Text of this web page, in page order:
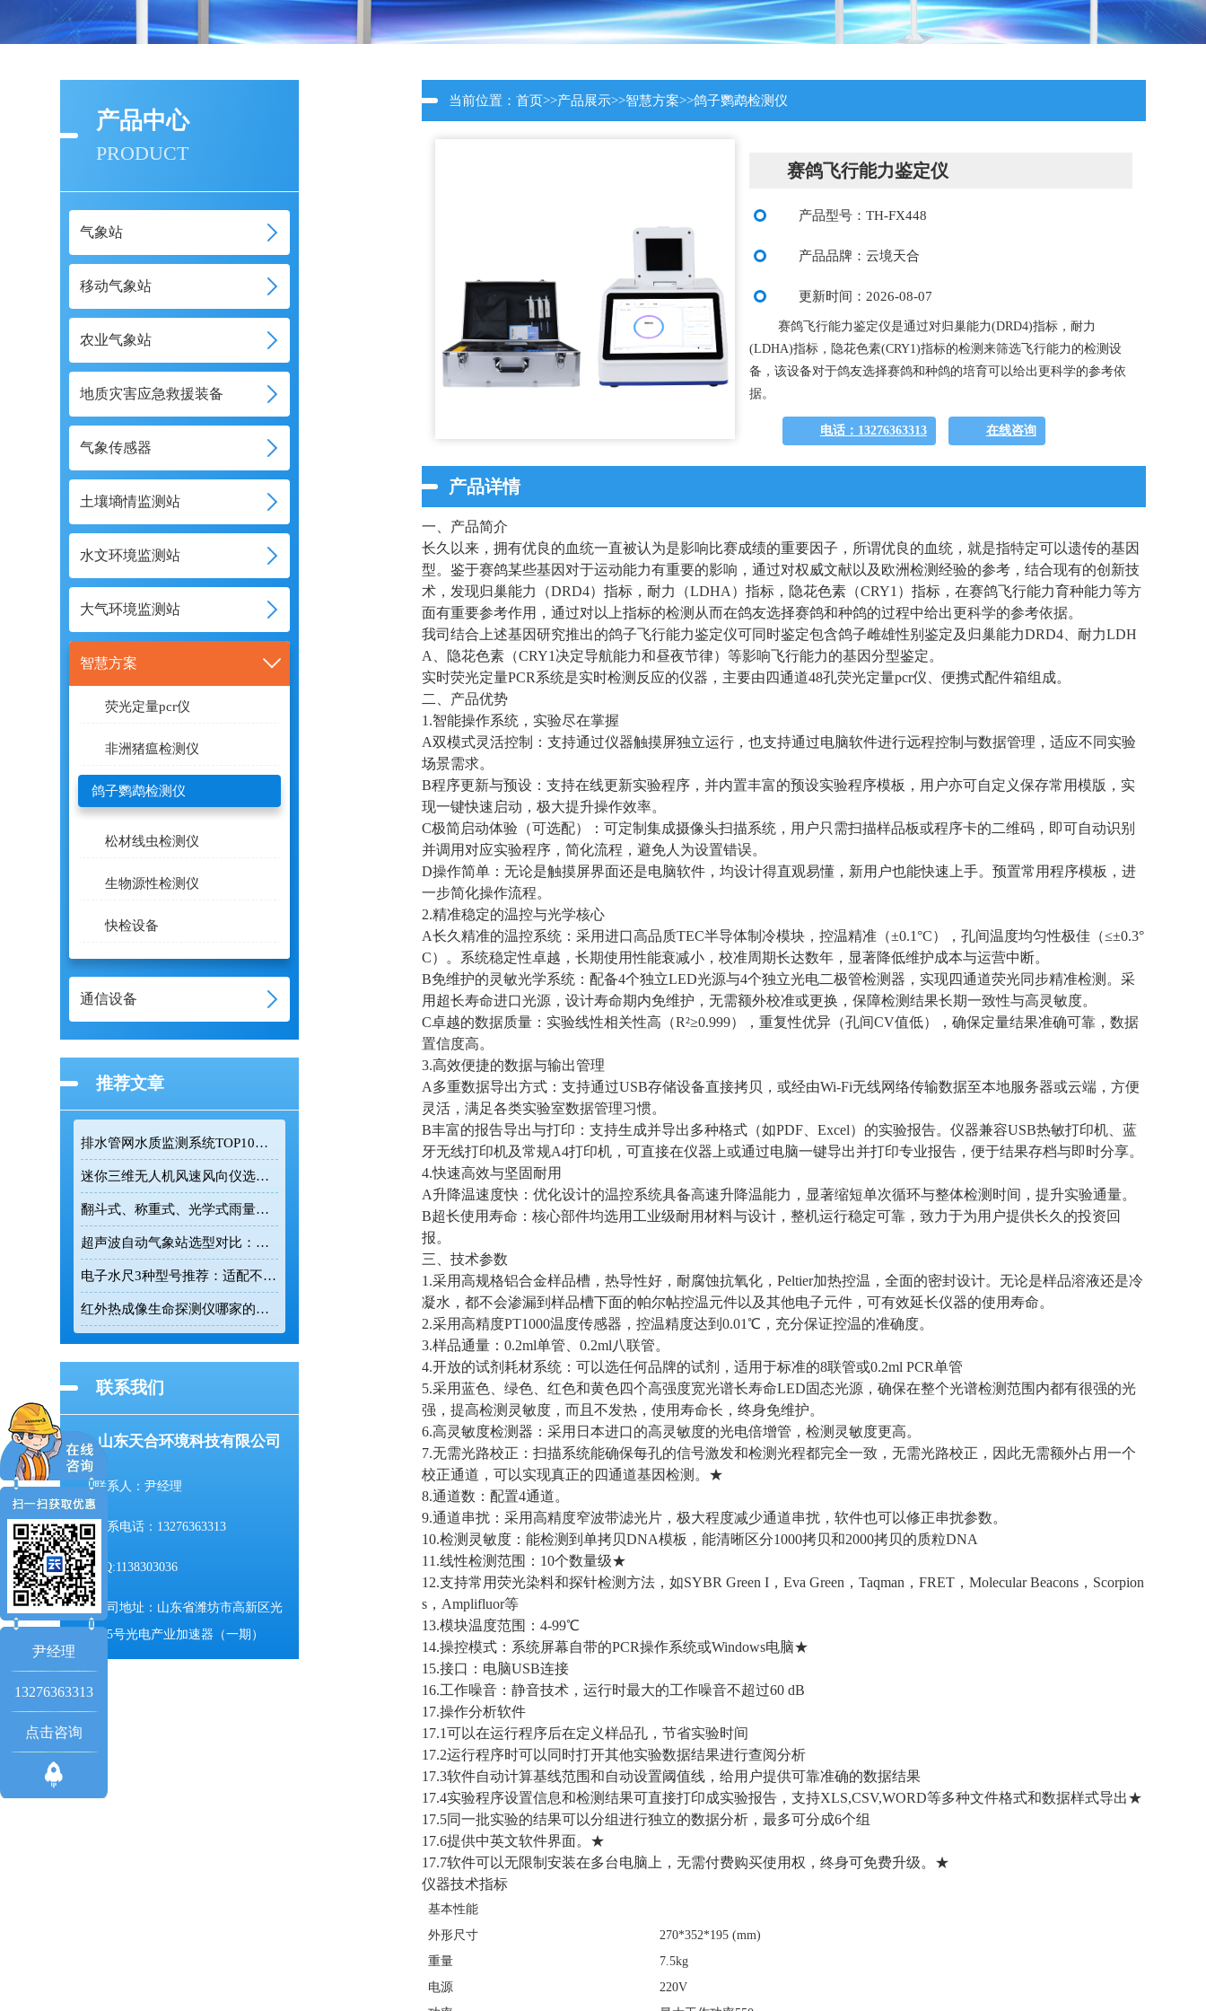
产品中心
PRODUCT
气象站
移动气象站
农业气象站
地质灾害应急救援装备
气象传感器
土壤墒情监测站
水文环境监测站
大气环境监测站
智慧方案
荧光定量pcr仪
非洲猪瘟检测仪
鸽子鹦鹉检测仪
松材线虫检测仪
生物源性检测仪
快检设备
通信设备
推荐文章
排水管网水质监测系统TOP10推荐榜单
迷你三维无人机风速风向仪选型：云境天合TH-F1H助力空中风场监测
翻斗式、称重式、光学式雨量计精度大横评：哪种雨量计测量最准？
超声波自动气象站选型对比：云境天合 TH-CQX6 与天蔚 TW-CQX5 推荐
电子水尺3种型号推荐：适配不同水深监测场景
红外热成像生命探测仪哪家的好用？TH-860TH这款救援项目都在用
联系我们
山东天合环境科技有限公司
联系人：尹经理
联系电话：13276363313
QQ:1138303036
公司地址：山东省潍坊市高新区光
电路155号光电产业加速器（一期）
当前位置：首页>>产品展示>>智慧方案>>鸽子鹦鹉检测仪
赛鸽飞行能力鉴定仪
产品型号：TH-FX448
产品品牌：云境天合
更新时间：2026-08-07
赛鸽飞行能力鉴定仪是通过对归巢能力(DRD4)指标，耐力
(LDHA)指标，隐花色素(CRY1)指标的检测来筛选飞行能力的检测设
备，该设备对于鸽友选择赛鸽和种鸽的培育可以给出更科学的参考依
据。
电话：13276363313 在线咨询
产品详情
一、产品简介
长久以来，拥有优良的血统一直被认为是影响比赛成绩的重要因子，所谓优良的血统，就是指特定可以遗传的基因
型。鉴于赛鸽某些基因对于运动能力有重要的影响，通过对权威文献以及欧洲检测经验的参考，结合现有的创新技
术，发现归巢能力（DRD4）指标，耐力（LDHA）指标，隐花色素（CRY1）指标，在赛鸽飞行能力育种能力等方
面有重要参考作用，通过对以上指标的检测从而在鸽友选择赛鸽和种鸽的过程中给出更科学的参考依据。
我司结合上述基因研究推出的鸽子飞行能力鉴定仪可同时鉴定包含鸽子雌雄性别鉴定及归巢能力DRD4、耐力LDH
A、隐花色素（CRY1决定导航能力和昼夜节律）等影响飞行能力的基因分型鉴定。
实时荧光定量PCR系统是实时检测反应的仪器，主要由四通道48孔荧光定量pcr仪、便携式配件箱组成。
二、产品优势
1.智能操作系统，实验尽在掌握
A双模式灵活控制：支持通过仪器触摸屏独立运行，也支持通过电脑软件进行远程控制与数据管理，适应不同实验
场景需求。
B程序更新与预设：支持在线更新实验程序，并内置丰富的预设实验程序模板，用户亦可自定义保存常用模版，实
现一键快速启动，极大提升操作效率。
C极简启动体验（可选配）：可定制集成摄像头扫描系统，用户只需扫描样品板或程序卡的二维码，即可自动识别
并调用对应实验程序，简化流程，避免人为设置错误。
D操作简单：无论是触摸屏界面还是电脑软件，均设计得直观易懂，新用户也能快速上手。预置常用程序模板，进
一步简化操作流程。
2.精准稳定的温控与光学核心
A长久精准的温控系统：采用进口高品质TEC半导体制冷模块，控温精准（±0.1°C），孔间温度均匀性极佳（≤±0.3°
C）。系统稳定性卓越，长期使用性能衰减小，校准周期长达数年，显著降低维护成本与运营中断。
B免维护的灵敏光学系统：配备4个独立LED光源与4个独立光电二极管检测器，实现四通道荧光同步精准检测。采
用超长寿命进口光源，设计寿命期内免维护，无需额外校准或更换，保障检测结果长期一致性与高灵敏度。
C卓越的数据质量：实验线性相关性高（R²≥0.999），重复性优异（孔间CV值低），确保定量结果准确可靠，数据
置信度高。
3.高效便捷的数据与输出管理
A多重数据导出方式：支持通过USB存储设备直接拷贝，或经由Wi-Fi无线网络传输数据至本地服务器或云端，方便
灵活，满足各类实验室数据管理习惯。
B丰富的报告导出与打印：支持生成并导出多种格式（如PDF、Excel）的实验报告。仪器兼容USB热敏打印机、蓝
牙无线打印机及常规A4打印机，可直接在仪器上或通过电脑一键导出并打印专业报告，便于结果存档与即时分享。
4.快速高效与坚固耐用
A升降温速度快：优化设计的温控系统具备高速升降温能力，显著缩短单次循环与整体检测时间，提升实验通量。
B超长使用寿命：核心部件均选用工业级耐用材料与设计，整机运行稳定可靠，致力于为用户提供长久的投资回
报。
三、技术参数
1.采用高规格铝合金样品槽，热导性好，耐腐蚀抗氧化，Peltier加热控温，全面的密封设计。无论是样品溶液还是冷
凝水，都不会渗漏到样品槽下面的帕尔帖控温元件以及其他电子元件，可有效延长仪器的使用寿命。
2.采用高精度PT1000温度传感器，控温精度达到0.01℃，充分保证控温的准确度。
3.样品通量：0.2ml单管、0.2ml八联管。
4.开放的试剂耗材系统：可以选任何品牌的试剂，适用于标准的8联管或0.2ml PCR单管
5.采用蓝色、绿色、红色和黄色四个高强度宽光谱长寿命LED固态光源，确保在整个光谱检测范围内都有很强的光
强，提高检测灵敏度，而且不发热，使用寿命长，终身免维护。
6.高灵敏度检测器：采用日本进口的高灵敏度的光电倍增管，检测灵敏度更高。
7.无需光路校正：扫描系统能确保每孔的信号激发和检测光程都完全一致，无需光路校正，因此无需额外占用一个
校正通道，可以实现真正的四通道基因检测。★
8.通道数：配置4通道。
9.通道串扰：采用高精度窄波带滤光片，极大程度减少通道串扰，软件也可以修正串扰参数。
10.检测灵敏度：能检测到单拷贝DNA模板，能清晰区分1000拷贝和2000拷贝的质粒DNA
11.线性检测范围：10个数量级★
12.支持常用荧光染料和探针检测方法，如SYBR Green I，Eva Green，Taqman，FRET，Molecular Beacons，Scorpion
s，Amplifluor等
13.模块温度范围：4-99℃
14.操控模式：系统屏幕自带的PCR操作系统或Windows电脑★
15.接口：电脑USB连接
16.工作噪音：静音技术，运行时最大的工作噪音不超过60 dB
17.操作分析软件
17.1可以在运行程序后在定义样品孔，节省实验时间
17.2运行程序时可以同时打开其他实验数据结果进行查阅分析
17.3软件自动计算基线范围和自动设置阈值线，给用户提供可靠准确的数据结果
17.4实验程序设置信息和检测结果可直接打印成实验报告，支持XLS,CSV,WORD等多种文件格式和数据样式导出★
17.5同一批实验的结果可以分组进行独立的数据分析，最多可分成6个组
17.6提供中英文软件界面。★
17.7软件可以无限制安装在多台电脑上，无需付费购买使用权，终身可免费升级。★
仪器技术指标
基本性能
外形尺寸
270*352*195 (mm)
重量
7.5kg
电源
220V
尹经理
13276363313
点击咨询